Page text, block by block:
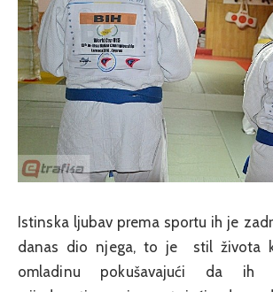
Istinska ljubav prema sportu ih je
danas dio njega, to je stil života
omladinu pokušavajući da ih